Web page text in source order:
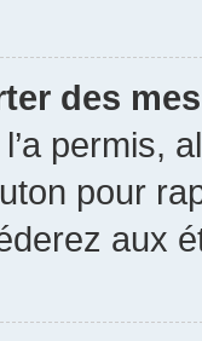
des
l’a permis,
pour
aux